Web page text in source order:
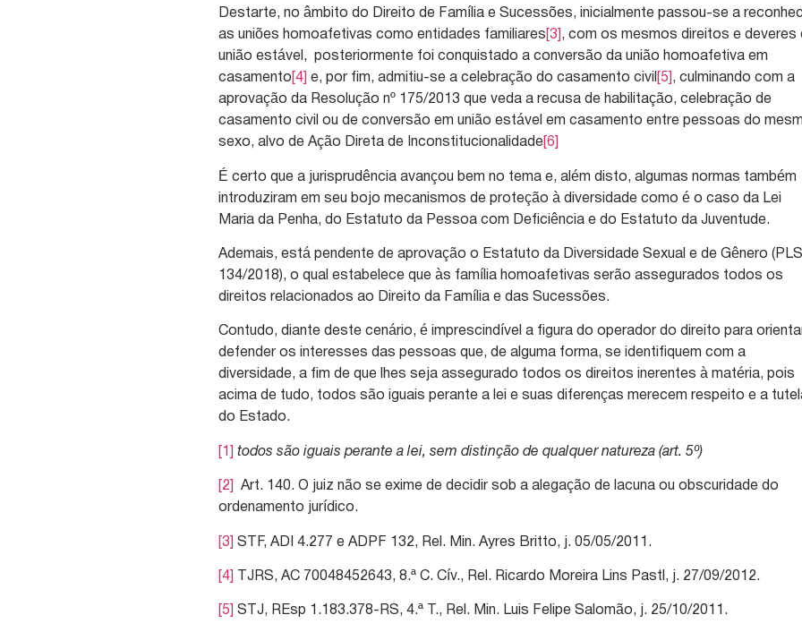
Destarte, no âmbito do Direito de Família e Sucessões, inicialmente passou-se a
as uniões homoafetivas como entidades familiares [3] , com os mesmos direitos e deveres
união estável, posteriormente foi conquistado a conversão da união homoafetiva em
casamento [4] e, por fim, admitiu-se a celebração do casamento civil [5] , culminando com a
aprovação da Resolução nº 175/2013 que veda a recusa de habilitação, celebração de
casamento civil ou de conversão em união estável em casamento entre pessoas do
sexo, alvo de Ação Direta de Inconstitucionalidade [6]
É certo que a jurisprudência avançou bem no tema e, além disto, algumas normas também
introduziram em seu bojo mecanismos de proteção à diversidade como é o caso da Lei
Maria da Penha, do Estatuto da Pessoa com Deficiência e do Estatuto da Juventude.
Ademais, está pendente de aprovação o Estatuto da Diversidade Sexual e de Gênero (PLS
134/2018), o qual estabelece que às família homoafetivas serão assegurados todos os
direitos relacionados ao Direito da Família e das Sucessões.
Contudo, diante deste cenário, é imprescindível a figura do operador do direito para
defender os interesses das pessoas que, de alguma forma, se identifiquem com a
diversidade, a fim de que lhes seja assegurado todos os direitos inerentes à matéria, pois
acima de tudo, todos são iguais perante a lei e suas diferenças merecem respeito e a
do Estado.
[1] todos são iguais perante a lei, sem distinção de qualquer natureza (art. 5º)
[2]
Art. 140. O juiz não se exime de decidir sob a alegação de lacuna ou obscuridade do
ordenamento jurídico.
[3] STF, ADI 4.277 e ADPF 132, Rel. Min. Ayres Britto, j. 05/05/2011.
[4] TJRS, AC 70048452643, 8.ª C. Cív., Rel. Ricardo Moreira Lins Pastl, j. 27/09/2012.
[5] STJ, REsp 1.183.378-RS, 4.ª T., Rel. Min. Luis Felipe Salomão, j. 25/10/2011.